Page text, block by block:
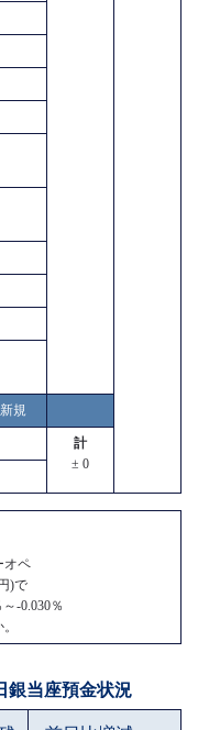
新規
計
± 0
オペ
)で
-0.030％
銀当座預金状況